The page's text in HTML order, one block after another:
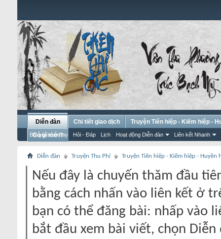
Diễn đàn
Bài gửi hôm nay Hỏi - Đáp Lịch Hoạt động Diễn đàn Liên kết Nhanh
Chi tiết giao dịch
Truyện Tiên hiệp - Kiếm hiệp -
Có gì mới?
Diễn đàn Truyện Thu Phí Truyện Tiên hiệp - Kiếm hiệp - Huyền
Nếu đây là chuyến thăm đầu
bằng cách nhấn vào liên kết ở
bạn có thể đăng bài: nhấp vào
bắt đầu xem bài viết, chọn